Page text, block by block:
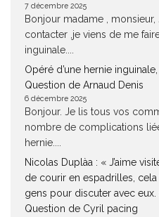
7 décembre 2025
Bonjour madame ,
contacter ,je viens de me
inguinale....
Opéré d’une hernie
Question de Arnaud Denis
6 décembre 2025
Bonjour. Je lis tous vos
nombre de complications
hernie....
Nicolas Duplàa : « J’aime
de courir en espadrilles, cela
gens pour discuter avec eux.
Question de Cyril pacing